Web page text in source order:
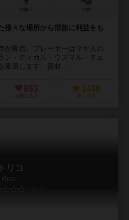
々な場所から部族に利益をも
が舞台。プレーヤーはマヤ人の
・ティカル・ウズマル・チェ
派遣します。資材...
653
お気に入り
1438
持ってる
リコ
7.1